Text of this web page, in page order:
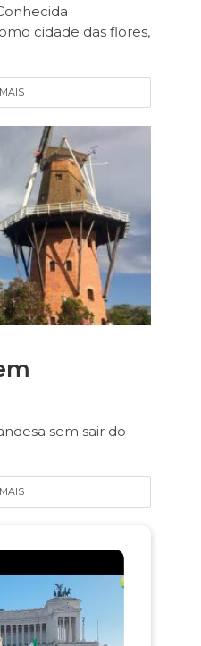
cidade das flores,
sem sair do